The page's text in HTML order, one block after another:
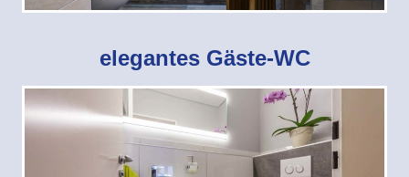
elegantes Gäste-WC